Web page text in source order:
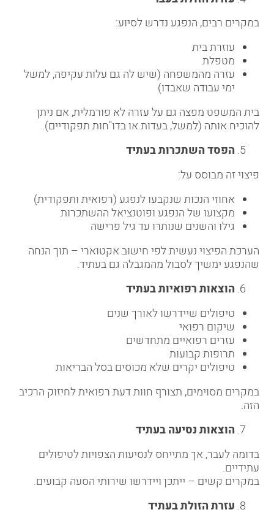
במקרים רבים, הנפגע נדרש לסיוע:
עוזרת בית
מטפלת
עזרה מהמשפחה (שיש לה גם עלות עקיפה, למשל
ימי עבודה שאבדו)
בית המשפט מפצה גם על עזרה לא פורמלית, אם ניתן
להוכיח אותה (למשל, בעדות או בדו"חות תפקודיים).
הפסד השתכרות בעתיד
פיצוי זה מבוסס על:
אחוזי הנכות שנקבעו לנפגע (רפואית ותפקודית)
מקצועו של הנפגע ופוטנציאל ההשתכרות
גילו והשנים שנותרו עד גיל פרישה
הערכת הפיצוי נעשית לפי חישוב אקטוארי – תוך הנחה
שהנפגע ימשיך לסבול מהמגבלה גם בעתיד.
הוצאות רפואיות בעתיד
טיפולים שיידרשו לאורך שנים
שיקום רפואי
עזרים רפואיים מתחדשים
תרופות קבועות
טיפולים יקרים שלא מכוסים בסל הבריאות
במקרים מסוימים, תצורף חוות דעת רפואית לחיזוק הרכיב
הזה.
הוצאות נסיעה בעתיד
בדומה לעבר, אך מתייחס לנסיעות הצפויות לטיפולים
עתידיים.
במקרים קשים – ייתכן ויידרשו שירותי הסעה קבועים.
עזרת הזולת בעתיד